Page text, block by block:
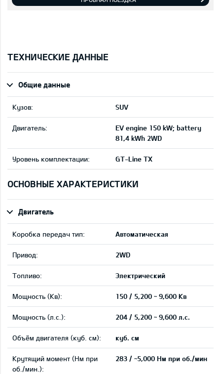
ТЕХНИЧЕСКИЕ ДАННЫЕ
Общие данные
Кузов: SUV
Двигатель:
EV engine 150 kW; battery
81,4 kWh 2WD
Уровень комплектации: GT-Line TX
ОСНОВНЫЕ ХАРАКТЕРИСТИКИ
Двигатель
Коробка передач тип: Автоматическая
Привод: 2WD
Tопливо: Электрический
Мощность (Кв): 150 / 5,200 ~ 9,600 Кв
Мощность (л.с.): 204 / 5,200 ~ 9,600 л.с.
Объём двигателя (куб. см): куб. см
Крутящий момент (Нм при
об./мин.):
283 / ~5,000 Нм при об./мин